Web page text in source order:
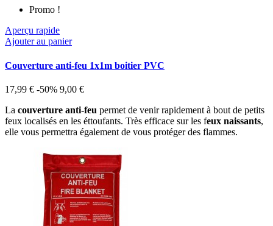
Promo !
Aperçu rapide
Ajouter au panier
Couverture anti-feu 1x1m boitier PVC
17,99 € -50% 9,00 €
La couverture anti-feu permet de venir rapidement à bout de petits
feux localisés en les éttoufants. Très efficace sur les feux naissants,
elle vous permettra également de vous protéger des flammes.